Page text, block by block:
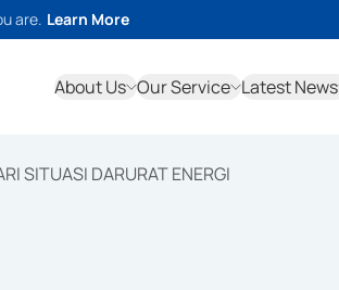
are. Learn More
About Us Our Service Latest News
SITUASI DARURAT ENERGI